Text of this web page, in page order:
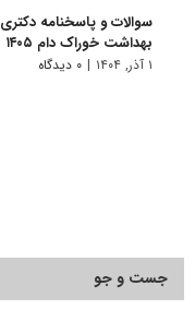
سوالات و پاسخنامه دکتری
بهداشت خوراک دام ۱۴۰۵
۱ آذر, ۱۴۰۴ | ۰ دیدگاه
جست و جو